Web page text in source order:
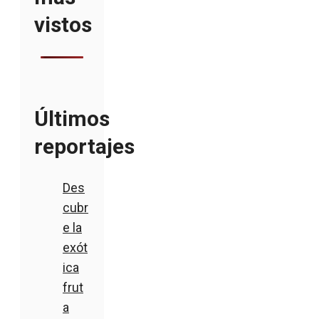
vistos
Últimos
reportajes
Des
cubr
e la
exót
ica
frut
a